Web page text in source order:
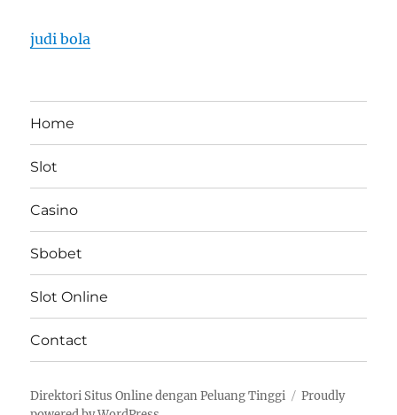
judi bola
Home
Slot
Casino
Sbobet
Slot Online
Contact
Direktori Situs Online dengan Peluang Tinggi
Proudly